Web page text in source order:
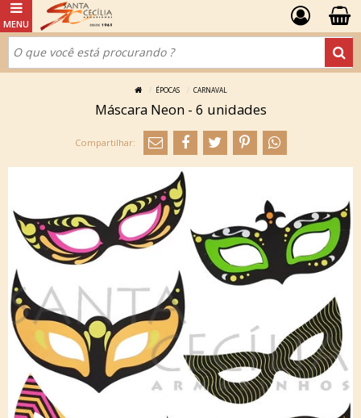
ÉPOCAS CARNAVAL
Máscara Neon - 6 unidades